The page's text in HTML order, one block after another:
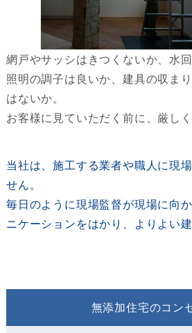
網戸やサッシはきつくないか、水
照明の調子は良いか、建具の収ま
はないか。
お客様に見ていただく前に、厳し
当社は、施工する業者や職人に現
せん。
毎日のように現場監督が現場に向
ニケーションをはかり、よりよい
無添加住宅のコン